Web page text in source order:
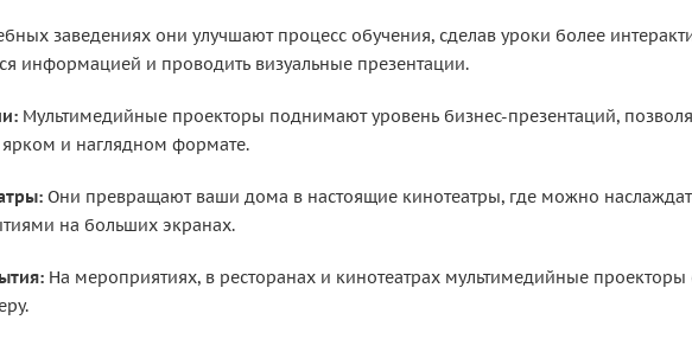
заведениях они улучшают процесс обучения, сделав уроки более
информацией и проводить визуальные презентации.
Мультимедийные проекторы поднимают уровень бизнес-презентаций,
и наглядном формате.
Они превращают ваши дома в настоящие кинотеатры, где можно
на больших экранах.
На мероприятиях, в ресторанах и кинотеатрах мультимедийные